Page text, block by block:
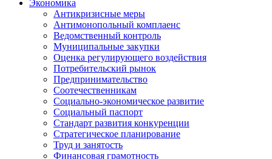
Экономика
Антикризисные меры
Антимонопольный комплаенс
Ведомственный контроль
Муниципальные закупки
Оценка регулирующего воздействия
Потребительский рынок
Предпринимательство
Соотечественникам
Социально-экономическое развитие
Социальный паспорт
Стандарт развития конкуренции
Стратегическое планирование
Труд и занятость
Финансовая грамотность